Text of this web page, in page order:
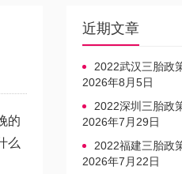
的
么
近期文章
2022武汉三胎政
宝上户口不再罚款
2026年8月5日
2022深圳三胎政
文读懂上户口是否罚
2026年7月29日
2022福建三胎政
育奖励发放迎新标准
2026年7月22日